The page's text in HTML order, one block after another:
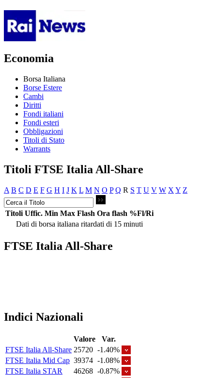
Economia
Borsa Italiana
Borse Estere
Cambi
Diritti
Fondi italiani
Fondi esteri
Obbligazioni
Titoli di Stato
Warrants
Titoli FTSE Italia All-Share
A B C D E F G H I J K L M N O P Q R S T U V W X Y Z
Titoli Uffic. Min Max Flash Ora flash %Fl/Ri
Dati di borsa italiana ritardati di 15 minuti
FTSE Italia All-Share
Indici Nazionali
Valore
Var.
FTSE Italia All-Share 25720 -1.40%
FTSE Italia Mid Cap 39374 -1.08%
FTSE Italia STAR
46268 -0.87%